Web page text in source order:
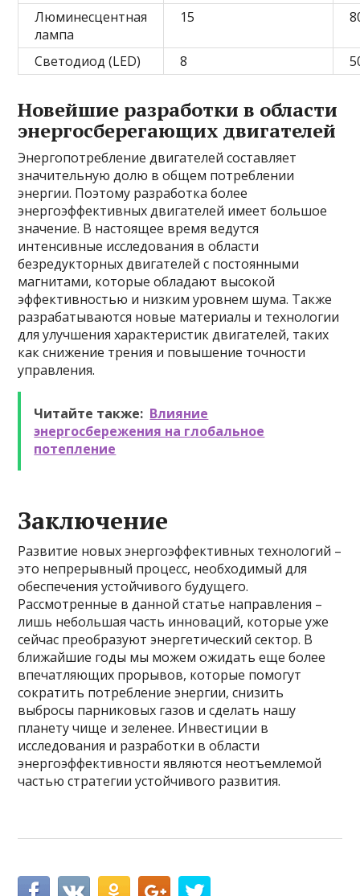
Люминесцентная
лампа
15
Светодиод (LED) 8
Новейшие разработки в области
энергосберегающих двигателей
Энергопотребление двигателей составляет
значительную долю в общем потреблении
энергии. Поэтому разработка более
энергоэффективных двигателей имеет большое
значение. В настоящее время ведутся
интенсивные исследования в области
безредукторных двигателей с постоянными
магнитами, которые обладают высокой
эффективностью и низким уровнем шума. Также
разрабатываются новые материалы и технологии
для улучшения характеристик двигателей, таких
как снижение трения и повышение точности
управления.
Читайте также: Влияние
энергосбережения на глобальное
потепление
Заключение
Развитие новых энергоэффективных технологий –
это непрерывный процесс, необходимый для
обеспечения устойчивого будущего.
Рассмотренные в данной статье направления –
лишь небольшая часть инноваций, которые уже
сейчас преобразуют энергетический сектор. В
ближайшие годы мы можем ожидать еще более
впечатляющих прорывов, которые помогут
сократить потребление энергии, снизить
выбросы парниковых газов и сделать нашу
планету чище и зеленее. Инвестиции в
исследования и разработки в области
энергоэффективности являются неотъемлемой
частью стратегии устойчивого развития.